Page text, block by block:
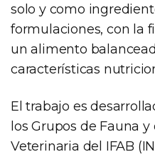
solo y como
formulaciones, con la
un alimento
características
El trabajo es
los Grupos de Fauna
Veterinaria del IFAB